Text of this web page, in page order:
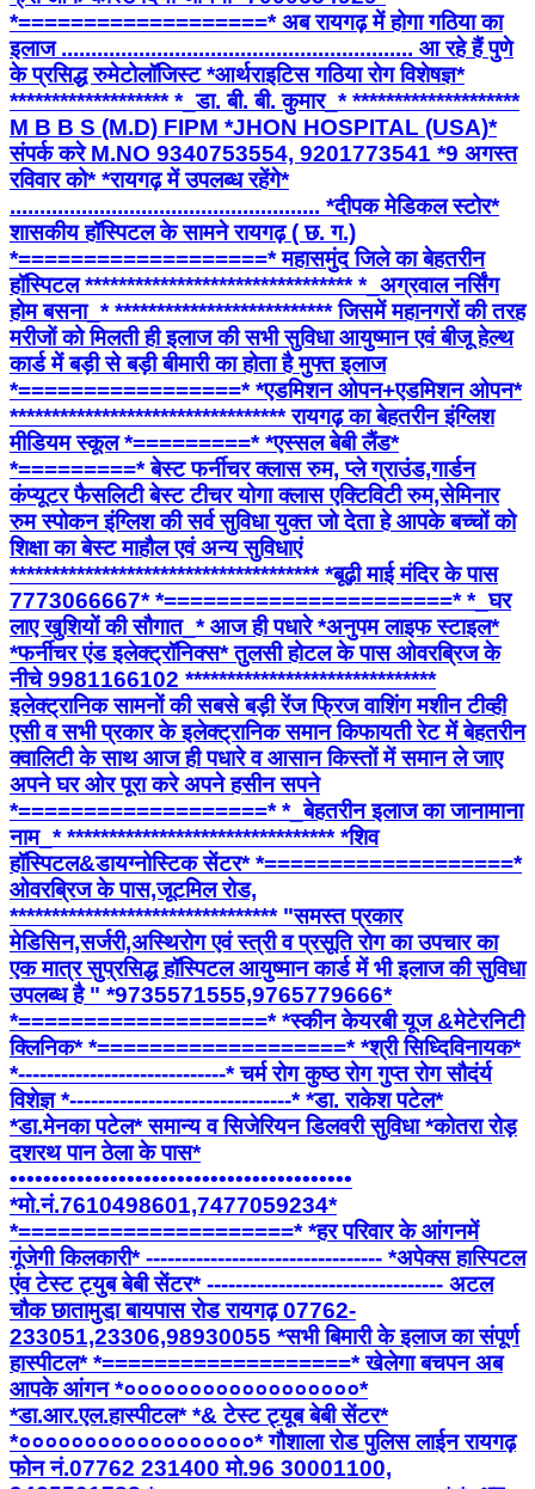
*===================* अब रायगढ़ में होगा गठिया का
इलाज ........................................................... आ रहे हैं पुणे
के प्रसिद्ध रुमेटोलॉजिस्ट *आर्थराइटिस गठिया रोग विशेषज्ञ*
******************* *_डा. बी. बी. कुमार_* ********************
M B B S (M.D) FIPM *JHON HOSPITAL (USA)*
संपर्क करे M.NO 9340753554, 9201773541 *9 अगस्त
रविवार को* *रायगढ़ में उपलब्ध रहेंगे*
.................................................... *दीपक मेडिकल स्टोर*
शासकीय हॉस्पिटल के सामने रायगढ़ ( छ. ग.)
*===================* महासमुंद जिले का बेहतरीन
हॉस्पिटल ******************************** *_अग्रवाल नर्सिंग
होम बसना_* ************************** जिसमें महानगरों की तरह
मरीजों को मिलती ही इलाज की सभी सुविधा आयुष्मान एवं बीजू हेल्थ
कार्ड में बड़ी से बड़ी बीमारी का होता है मुफ्त इलाज
*=================* *एडमिशन ओपन+एडमिशन ओपन*
********************************* रायगढ़ का बेहतरीन इंग्लिश
मीडियम स्कूल *=========* *एस्सल बेबी लैंड*
*=========* बेस्ट फर्नीचर क्लास रुम, प्ले ग्राउंड,गार्डन
कंप्यूटर फैसलिटी बेस्ट टीचर योगा क्लास एक्टिविटी रुम,सेमिनार
रुम स्पोकन इंग्लिश की सर्व सुविधा युक्त जो देता हे आपके बच्चों को
शिक्षा का बेस्ट माहौल एवं अन्य सुविधाएं
************************************* *बूढ़ी माई मंदिर के पास
7773066667* *======================* *_घर
लाए खुशियों की सौगात_* आज ही पधारे *अनुपम लाइफ स्टाइल*
*फर्नीचर एंड इलेक्ट्रॉनिक्स* तुलसी होटल के पास ओवरब्रिज के
नीचे 9981166102 ******************************
इलेक्ट्रानिक सामनों की सबसे बड़ी रेंज फ्रिज वाशिंग मशीन टीव्ही
एसी व सभी प्रकार के इलेक्ट्रानिक समान किफायती रेट में बेहतरीन
क्वालिटी के साथ आज ही पधारे व आसान किस्तों में समान ले जाए
अपने घर ओर पूरा करे अपने हसीन सपने
*===================* *_बेहतरीन इलाज का जानामाना
नाम_* ******************************** *शिव
हॉस्पिटल&डायग्नोस्टिक सेंटर* *===================*
ओवरब्रिज के पास,जूटमिल रोड,
******************************** "समस्त प्रकार
मेडिसिन,सर्जरी,अस्थिरोग एवं स्त्री व प्रसूति रोग का उपचार का
एक मात्र सुप्रसिद्ध हॉस्पिटल आयुष्मान कार्ड में भी इलाज की सुविधा
उपलब्ध है " *9735571555,9765779666*
*===================* *स्कीन केयरबी यूज &मेटेरनिटी
क्लिनिक* *===================* *श्री सिध्दिविनायक*
*-----------------------------* चर्म रोग कुष्ठ रोग गुप्त रोग सौदंर्य
विशेज्ञ *-------------------------------* *डा. राकेश पटेल*
*डा.मेनका पटेल* समान्य व सिजेरियन डिलवरी सुविधा *कोतरा रोड़
दशरथ पान ठेला के पास*
•••••••••••••••••••••••••••••••••••••••••
*मो.नं.7610498601,7477059234*
*=====================* *हर परिवार के आंगनमें
गूंजेगी किलकारी* --------------------------------- *अपेक्स हास्पिटल
एंव टेस्ट ट्युब बेबी सेंटर* --------------------------------- अटल
चौक छातामुडा़ बायपास रोड रायगढ़ 07762-
233051,23306,98930055 *सभी बिमारी के इलाज का संपूर्ण
हास्पीटल* *===================* खेलेगा बचपन अब
आपके आंगन *००००००००००००००००००*
*डा.आर.एल.हास्पीटल* *& टेस्ट ट्यूब बेबी सेंटर*
*००००००००००००००००००* गौशाला रोड पुलिस लाईन रायगढ़
फोन नं.07762 231400 मो.96 30001100,